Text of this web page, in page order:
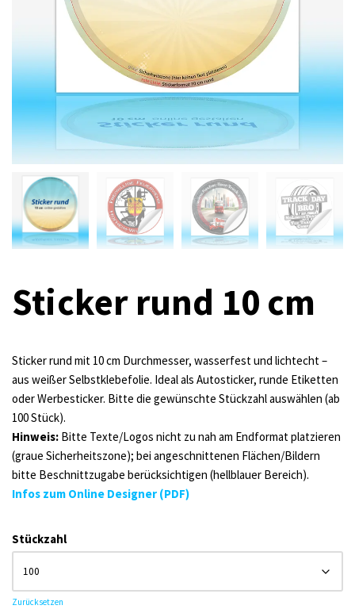
Sticker rund 10 cm
Sticker rund mit 10 cm Durchmesser, wasserfest und lichtecht –
aus weißer Selbstklebefolie. Ideal als Autosticker, runde Etiketten
oder Werbesticker. Bitte die gewünschte Stückzahl auswählen (ab
100 Stück).
Hinweis: Bitte Texte/Logos nicht zu nah am Endformat platzieren
(graue Sicherheitszone); bei angeschnittenen Flächen/Bildern
bitte Beschnittzugabe berücksichtigen (hellblauer Bereich).
Infos zum Online Designer (PDF)
Stückzahl
Zurücksetzen
Alternative: